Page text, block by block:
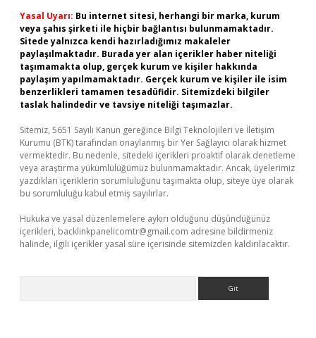
Yasal Uyarı: Bu internet sitesi, herhangi bir marka, kurum
veya şahıs şirketi ile hiçbir bağlantısı bulunmamaktadır.
Sitede yalnızca kendi hazırladığımız makaleler
paylaşılmaktadır. Burada yer alan içerikler haber niteliği
taşımamakta olup, gerçek kurum ve kişiler hakkında
paylaşım yapılmamaktadır. Gerçek kurum ve kişiler ile isim
benzerlikleri tamamen tesadüfidir. Sitemizdeki bilgiler
taslak halindedir ve tavsiye niteliği taşımazlar.
Sitemiz, 5651 Sayılı Kanun gereğince Bilgi Teknolojileri ve İletişim
Kurumu (BTK) tarafından onaylanmış bir Yer Sağlayıcı olarak hizmet
vermektedir. Bu nedenle, sitedeki içerikleri proaktif olarak denetleme
veya araştırma yükümlülüğümüz bulunmamaktadır. Ancak, üyelerimiz
yazdıkları içeriklerin sorumluluğunu taşımakta olup, siteye üye olarak
bu sorumluluğu kabul etmiş sayılırlar.
Hukuka ve yasal düzenlemelere aykırı olduğunu düşündüğünüz
içerikleri, backlinkpanelicomtr@gmail.com adresine bildirmeniz
halinde, ilgili içerikler yasal süre içerisinde sitemizden kaldırılacaktır.